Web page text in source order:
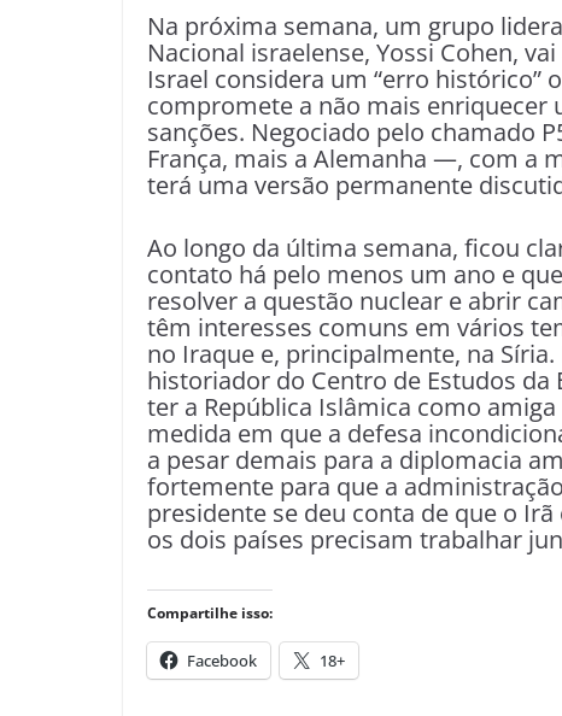
Na próxima semana, um grupo
Nacional israelense, Yossi Cohen,
Israel considera um “erro histórico”
compromete a não mais enriquecer
sanções. Negociado pelo chamado
França, mais a Alemanha —, com a
terá uma versão permanente
Ao longo da última semana, ficou
contato há pelo menos um ano e
resolver a questão nuclear e abrir
têm interesses comuns em vários
no Iraque e, principalmente, na
historiador do Centro de Estudos da
ter a República Islâmica como
medida em que a defesa
a pesar demais para a diplomacia
fortemente para que a
presidente se deu conta de que o
os dois países precisam trabalhar
Compartilhe isso:
Facebook 18+